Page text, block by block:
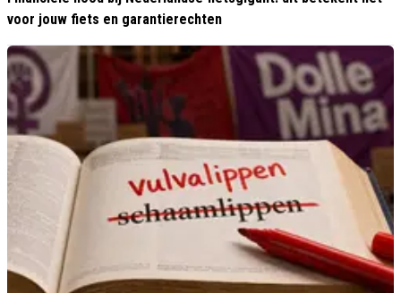
voor jouw fiets en garantierechten